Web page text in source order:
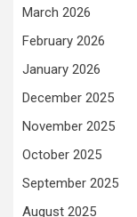
March 2026
February 2026
January 2026
December 2025
November 2025
October 2025
September 2025
August 2025